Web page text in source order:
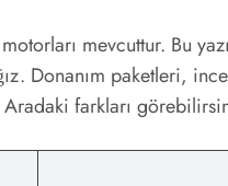
mevcuttur. Bu
Donanım paketleri,
Aradaki farkları